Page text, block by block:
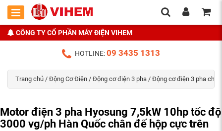
CÔNG TY CỔ PHẦN MÁY ĐIỆN VIHEM
HOTLINE:09 3435 1313
Trang chủ / Động Cơ Điện / Động cơ điện 3 pha / Động cơ điện 3 pha
Motor điện 3 pha Hyosung 7,5kW 10hp tốc độ
3000 vg/ph Hàn Quốc chân đế hộp cực trên